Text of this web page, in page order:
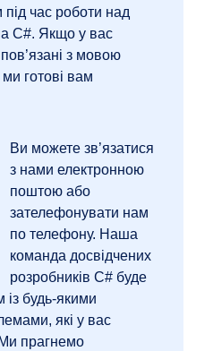
час роботи над
C#. Якщо у вас
з мовою
готові вам
Ви можете зв’язатися
з нами електронною
поштою або
зателефонувати нам
по телефону. Наша
команда досвідчених
розробників C# буде
будь-якими
які у вас
прагнемо